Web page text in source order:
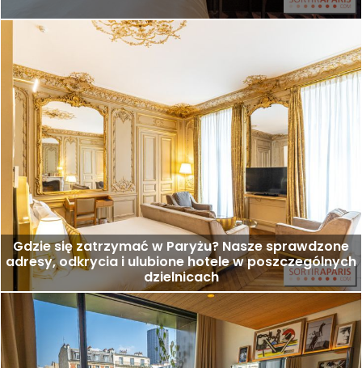
Gdzie się zatrzymać w Paryżu? Nasze sprawdzone
adresy, odkrycia i ulubione hotele w poszczególnych
dzielnicach